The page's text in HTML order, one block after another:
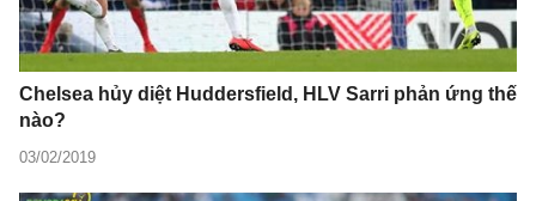
Chelsea hủy diệt Huddersfield, HLV Sarri phản ứng thế
nào?
03/02/2019